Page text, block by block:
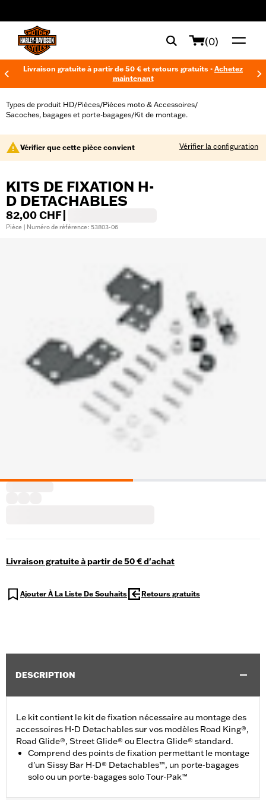
(0)
Livraison gratuite à partir de 50 € et retours gratuits - Achetez
maintenant
Types de produit HD/Pièces/Pièces moto & Accessoires/
Sacoches, bagages et porte-bagages/Kit de montage.
Vérifier que cette pièce convient Vérifier la configuration
KITS DE FIXATION H-
D DETACHABLES
82,00 CHF
Pièce | Numéro de référence : 53803-06
Livraison gratuite à partir de 50 € d'achat
Ajouter À La Liste De Souhaits Retours gratuits
DESCRIPTION
Le kit contient le kit de fixation nécessaire au montage des
accessoires H-D Detachables sur vos modèles Road King®,
Road Glide®, Street Glide® ou Electra Glide® standard.
Comprend des points de fixation permettant le montage
d'un Sissy Bar H-D® Detachables™, un porte-bagages
solo ou un porte-bagages solo Tour-Pak™